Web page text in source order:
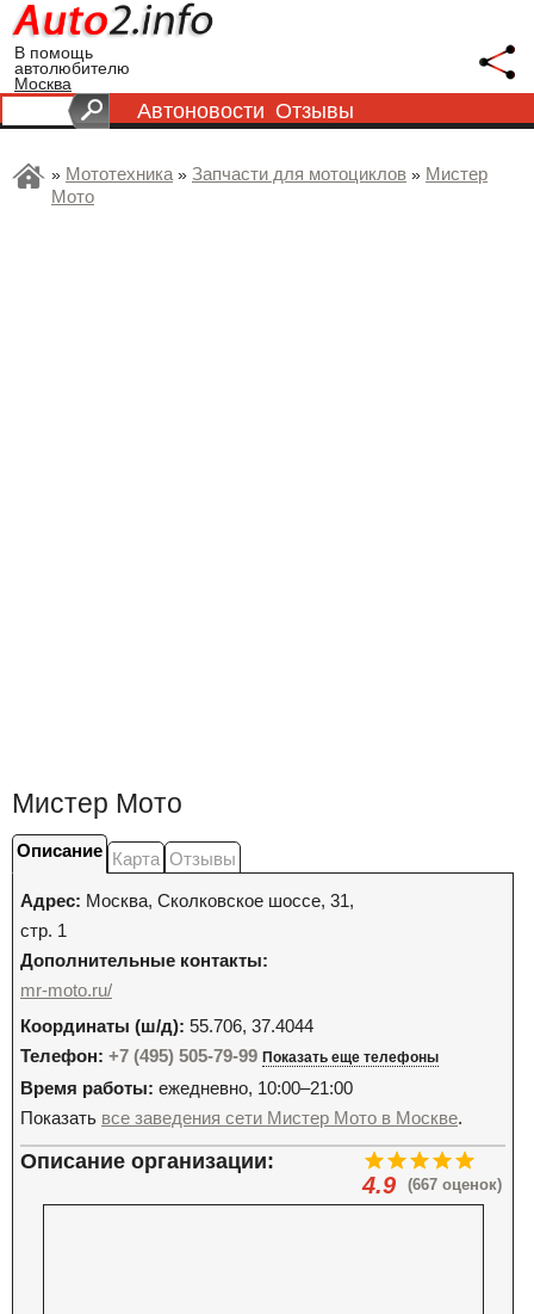
В помощь
автолюбителю
Москва
Автоновости Отзывы
» Мототехника» Запчасти для мотоциклов » Мистер
Мото
Мистер Мото
Описание Карта Отзывы
Адрес: Москва, Сколковское шоссе, 31,
стр. 1
Дополнительные контакты:
mr-moto.ru/
Координаты (ш/д): 55.706, 37.4044
Телефон: +7 (495) 505-79-99 Показать еще телефоны
Время работы: ежедневно, 10:00–21:00
Показать все заведения сети Мистер Мото в Москве.
(667 оценок)
4.9
Описание организации: